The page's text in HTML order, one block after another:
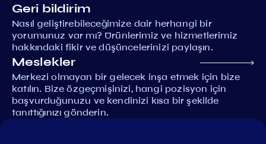
Geri bildirim
Nasıl geliştirebileceğimize dair herhangi bir
yorumunuz var mı? Ürünlerimiz ve hizmetlerimiz
hakkındaki fikir ve düşüncelerinizi paylaşın.
Meslekler
Merkezi olmayan bir gelecek inşa etmek için bize
katılın. Bize özgeçmişinizi, hangi pozisyon için
başvurduğunuzu ve kendinizi kısa bir şekilde
tanıttığınızı gönderin.